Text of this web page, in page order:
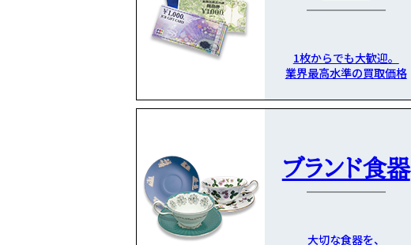
1枚からでも大歓迎。
業界最高水準の買取価格
ブランド食器
大切な食器を、